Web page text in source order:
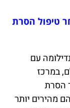
טיפול הסרת
עם
במרכז
הסרת
מהירים יותר